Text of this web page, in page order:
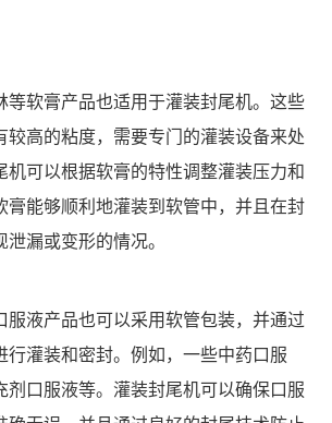
等软膏产品也适用于灌装封尾机。这些
较高的粘度，需要专门的灌装设备来处
机可以根据软膏的特性调整灌装压力和
膏能够顺利地灌装到软管中，并且在封
漏或变形的情况。
服液产品也可以采用软管包装，并通过
行灌装和密封。例如，一些中药口服
剂口服液等。灌装封尾机可以确保口服